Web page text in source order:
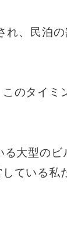
、民泊
のタイ
大型の
ている私